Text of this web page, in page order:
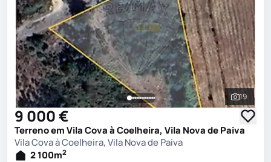
Ver
19
9 000 €
Terreno em Vila Cova à Coelheira, Vila Nova de Paiva
Vila Cova à Coelheira, Vila Nova de Paiva
2 100m2